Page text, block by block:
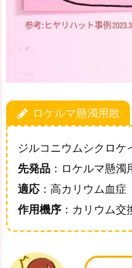
ロケルマ懸濁用散
ジルコニウムシクロケ
先発品 ：ロケルマ懸
適応 ：高カリウム血症
作用機序 ：カリウム交